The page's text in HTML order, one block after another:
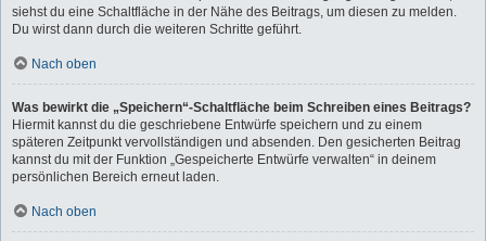
siehst du eine Schaltfläche in der Nähe des Beitrags, um diesen zu melden.
Du wirst dann durch die weiteren Schritte geführt.
Nach oben
Was bewirkt die „Speichern“-Schaltfläche beim Schreiben eines Beitrags?
Hiermit kannst du die geschriebene Entwürfe speichern und zu einem
späteren Zeitpunkt vervollständigen und absenden. Den gesicherten Beitrag
kannst du mit der Funktion „Gespeicherte Entwürfe verwalten“ in deinem
persönlichen Bereich erneut laden.
Nach oben